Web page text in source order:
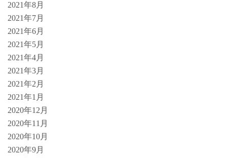
2021年8月
2021年7月
2021年6月
2021年5月
2021年4月
2021年3月
2021年2月
2021年1月
2020年12月
2020年11月
2020年10月
2020年9月